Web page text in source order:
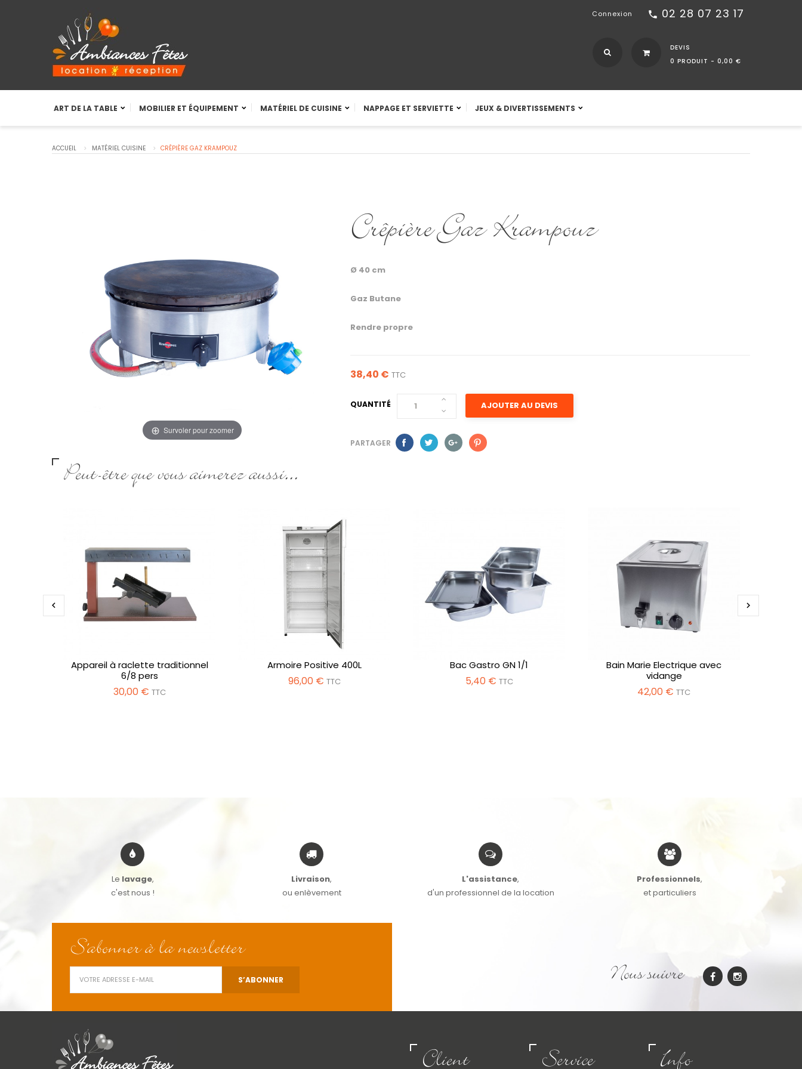
call 02 28 07 23 17
Connexion
DEVIS
0 PRODUIT - 0,00 €
ART DE LA TABLE MOBILIER ET ÉQUIPEMENT MATÉRIEL DE CUISINE NAPPAGE ET SERVIETTE JEUX & DIVERTISSEMENTS
ACCUEIL MATÉRIEL CUISINE CRÊPIÈRE GAZ KRAMPOUZ
Survoler pour zoomer
Crêpière Gaz Krampouz
Ø 40 cm
Gaz Butane
Rendre propre
38,40 € TTC
QUANTITÉ AJOUTER AU DEVIS
PARTAGER
Peut-être que vous aimerez aussi...
 
Appareil à raclette traditionnel
6/8 pers
30,00 € TTC
Armoire Positive 400L
96,00 € TTC
Bac Gastro GN 1/1
5,40 € TTC
Bain Marie Electrique avec
vidange
42,00 € TTC
Le lavage,
c'est nous !
Livraison,
ou enlèvement
L'assistance,
d'un professionnel de la location
Professionnels,
et particuliers
S'abonner à la newsletter
Nous suivre
Client Service Info